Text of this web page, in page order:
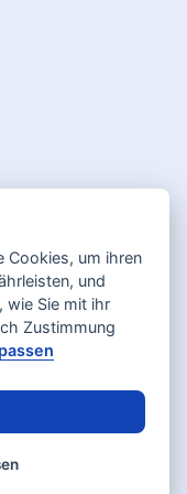
Cookies, um ihren
und
wie Sie mit ihr
Zustimmung